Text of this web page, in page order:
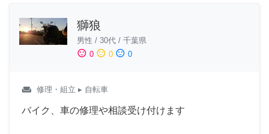
獅狼
男性 / 30代 / 千葉県
sentiment_satisfied 0 sentiment_neutral 0 sentiment_dissatisfied 0
weekend 修理・組立 ▸ 自転車
バイク、車の修理や相談受け付けます